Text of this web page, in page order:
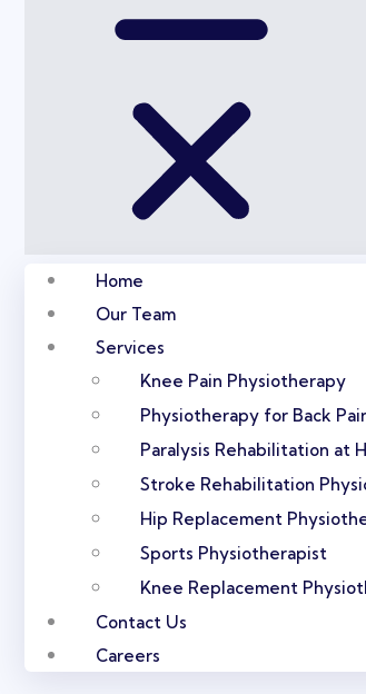
Home
Our Team
Services
Knee Pain Physiotherapy
Physiotherapy for Back
Paralysis Rehabilitation at
Stroke Rehabilitation
Hip Replacement
Sports Physiotherapist
Knee Replacement
Contact Us
Careers